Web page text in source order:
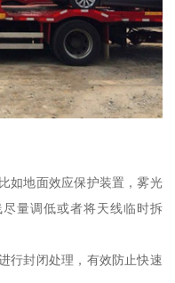
如地面效应保护装置，雾光
量调低或者将天线临时拆
行封闭处理，有效防止快速